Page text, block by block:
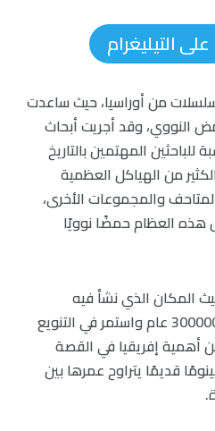
على التيليغرام
تلك التسلسلات من أوراسيا، حيث ساعدت
النووي، وقد أجريت أبحاث
المهتمين بالتاريخ
من الهياكل العظمية
والمجموعات الأخرى،
العظام حمضًا نوويًا
المكان الذي نشأ فيه
الإنسان العاقل منذ حوالي 300000 عام واستمر في التنويع
أهمية إفريقيا في القصة
لم يُنشر سوى 30 جينومًا قديمًا يتراوح عمرها بين